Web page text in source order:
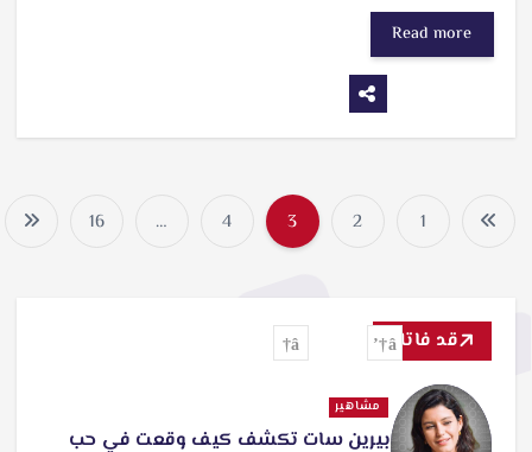
Read more
ع
ص
1
2
3
4
…
16
قد فاتك
مشاهير
بيرين سات تكشف كيف وقعت في حب